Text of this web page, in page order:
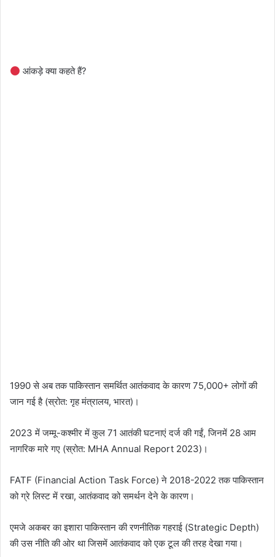
आंकड़े क्या कहते हैं?
1990 से अब तक पाकिस्तान समर्थित आतंकवाद के कारण 75,000+ लोगों की
जान गई है (स्रोत: गृह मंत्रालय, भारत)।
2023 में जम्मू-कश्मीर में कुल 71 आतंकी घटनाएं दर्ज की गईं, जिनमें 28 आम
नागरिक मारे गए (स्रोत: MHA Annual Report 2023)।
FATF (Financial Action Task Force) ने 2018-2022 तक पाकिस्तान
को ग्रे लिस्ट में रखा, आतंकवाद को समर्थन देने के कारण।
एमजे अकबर का इशारा पाकिस्तान की रणनीतिक गहराई (Strategic Depth)
की उस नीति की ओर था जिसमें आतंकवाद को एक टूल की तरह देखा गया।